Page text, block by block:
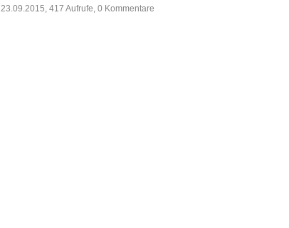
23.09.2015, 417 Aufrufe, 0 Kommentare